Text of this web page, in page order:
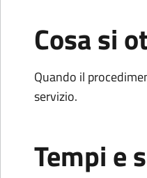
Cosa si
Quando il
servizio.
Tempi e